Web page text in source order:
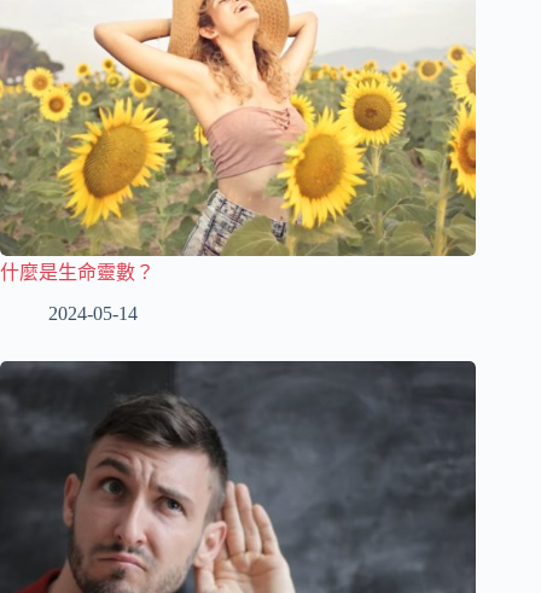
什麼是生命靈數？
2024-05-14